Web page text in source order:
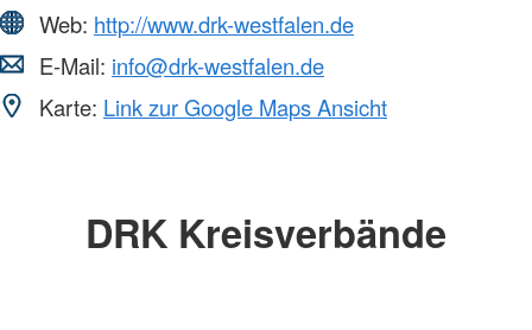
Web: http://www.drk-westfalen.de
E-Mail: info@drk-westfalen.de
Karte: Link zur Google Maps Ansicht
DRK Kreisverbände